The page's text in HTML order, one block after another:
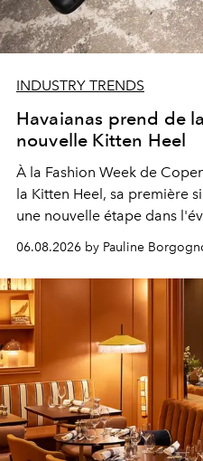
INDUSTRY TRENDS
Havaianas prend de
nouvelle Kitten Heel
À la Fashion Week de
la Kitten Heel, sa première
une nouvelle étape dans
06.08.2026 by Pauline